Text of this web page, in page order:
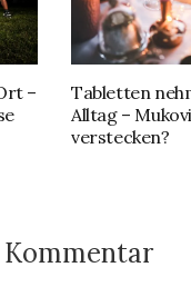
–
Tabletten
Alltag –
verstecken?